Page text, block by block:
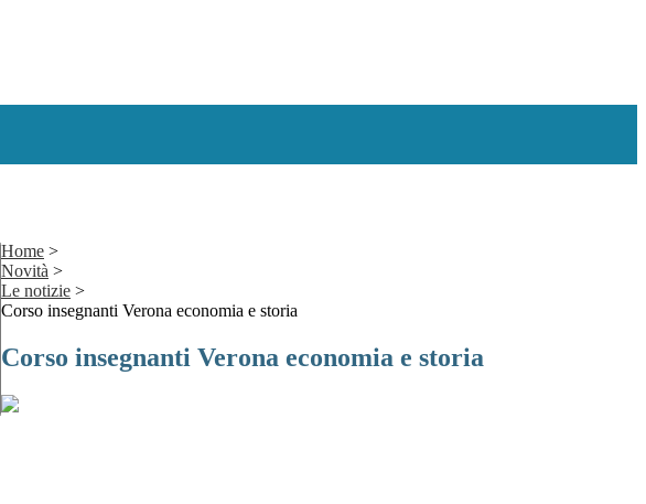
Home >
Novità >
Le notizie >
Corso insegnanti Verona economia e storia
Corso insegnanti Verona economia e storia